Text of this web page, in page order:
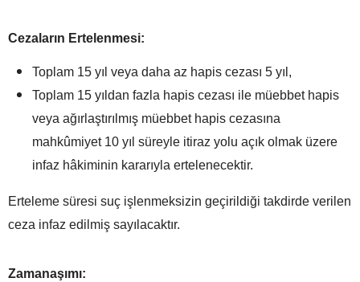
Cezaların Ertelenmesi:
Toplam 15 yıl veya daha az hapis cezası 5 yıl,
Toplam 15 yıldan fazla hapis cezası ile müebbet hapis
veya ağırlaştırılmış müebbet hapis cezasına
mahkûmiyet 10 yıl süreyle itiraz yolu açık olmak üzere
infaz hâkiminin kararıyla ertelenecektir.
Erteleme süresi suç işlenmeksizin geçirildiği takdirde verilen
ceza infaz edilmiş sayılacaktır.
Zamanaşımı: